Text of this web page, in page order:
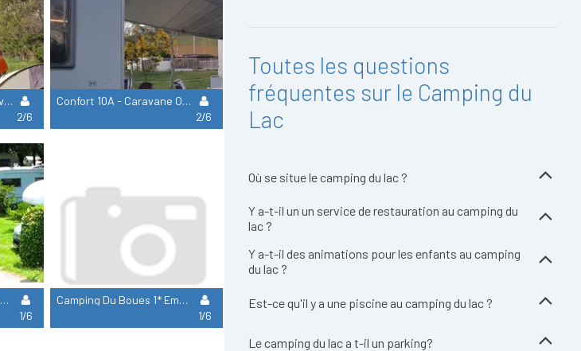
Tente+Voiture - Tente Avec 1 Véhicule Sur L'emplacement , Sans Électricité
2/6
Confort 10A - Caravane Ou Camping-Car, Électricité 10A)
2/6
Camping Du Boues 1* Emplacement Campingcar Caravan 6A
1/6
Camping Du Boues 1* Emplacement Van Sans Électricité
1/6
Toutes les questions
fréquentes sur le Camping du
Lac
Où se situe le camping du lac ?
Y a-t-il un un service de restauration au camping du
lac ?
Y a-t-il des animations pour les enfants au camping
du lac ?
Est-ce qu'il y a une piscine au camping du lac ?
Le camping du lac a t-il un parking?